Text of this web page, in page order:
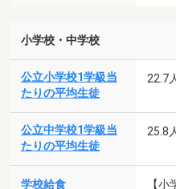
小学校・中学校
公立小学校1学級当
たりの平均生徒
22.7
公立中学校1学級当
たりの平均生徒
25.8
学校給食 【